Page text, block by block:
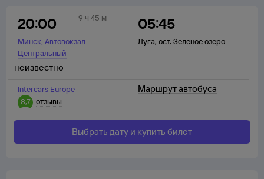
20:00
Минск,Автовокзал
Центральный
05:45
Луга, ост. Зеленое озеро
9 ч 45 м
Intercars Europe
8,7 отзывы
неизвестно
Маршрут автобуса
Выбрать дату и купить билет